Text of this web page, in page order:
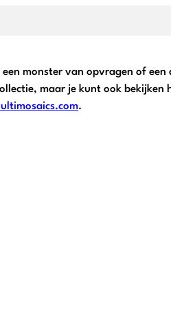
monster van opvragen of
maar je kunt ook
.